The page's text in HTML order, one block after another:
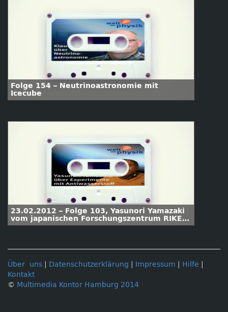
Folge 154 – Neutrinoastronomie mit
Icecube
23.02.2012 – Folge 103, Yasunori Yamazaki
vom japanischen Forschungszentrum RIKEN
über Experimente mit Antiwasserstoff
Über uns Datenschutzerklärung Impressum Hilfe
Kontakt
© Multimedia Kontor Hamburg 2014